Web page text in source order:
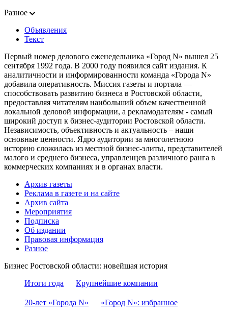
Разное
Объявления
Текст
Первый номер делового еженедельника «Город N» вышел 25
сентября 1992 года. В 2000 году появился сайт издания. К
аналитичности и информированности команда «Города N»
добавила оперативность. Миссия газеты и портала —
способствовать развитию бизнеса в Ростовской области,
предоставляя читателям наибольший объем качественной
локальной деловой информации, а рекламодателям - самый
широкий доступ к бизнес-аудитории Ростовской области.
Независимость, объективность и актуальность – наши
основные ценности. Ядро аудитории за многолетнюю
историю сложилась из местной бизнес-элиты, представителей
малого и среднего бизнеса, управленцев различного ранга в
коммерческих компаниях и в органах власти.
Архив газеты
Реклама в газете и на сайте
Архив сайта
Мероприятия
Подписка
Об издании
Правовая информация
Разное
Бизнес Ростовской области: новейшая история
Итоги года
Крупнейшие компании
20-лет «Города N» «Город N»: избранное